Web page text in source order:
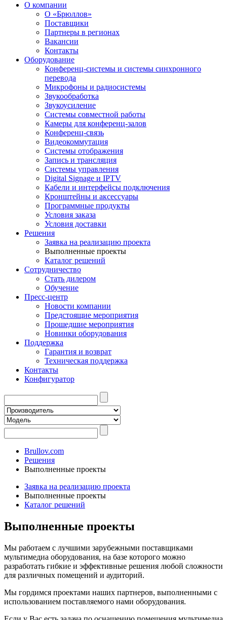
О компании
О «Брюллов»
Поставщики
Партнеры в регионах
Вакансии
Контакты
Оборудование
Конференц-системы и системы синхронного
перевода
Микрофоны и радиосистемы
Звукообработка
Звукоусиление
Системы совместной работы
Камеры для конференц-залов
Конференц-связь
Видеокоммутация
Системы отображения
Запись и трансляция
Системы управления
Digital Signage и IPTV
Кабели и интерфейсы подключения
Кронштейны и аксессуары
Программные продукты
Условия заказа
Условия доставки
Решения
Заявка на реализацию проекта
Выполненные проекты
Каталог решений
Сотрудничество
Стать дилером
Обучение
Пресс-центр
Новости компании
Предстоящие мероприятия
Прошедшие мероприятия
Новинки оборудования
Поддержка
Гарантия и возврат
Техническая поддержка
Контакты
Конфигуратор
Brullov.com
Решения
Выполненные проекты
Заявка на реализацию проекта
Выполненные проекты
Каталог решений
Выполненные проекты
Мы работаем с лучшими зарубежными поставщиками
мультимедиа оборудования, на базе которого можно
разработать гибкие и эффективные решения любой сложности
для различных помещений и аудиторий.
Мы гордимся проектами наших партнеров, выполненными с
использованием поставляемого нами оборудования.